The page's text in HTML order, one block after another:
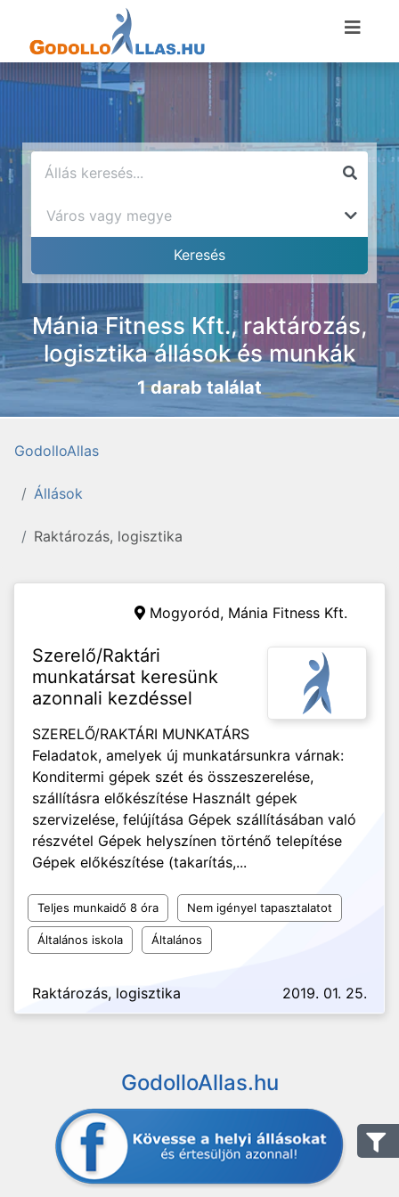
Mánia Fitness Kft., raktározás,
logisztika állások és munkák
1 darab találat
GodolloAllas
Állások
Raktározás, logisztika
Mogyoród, Mánia Fitness Kft.
Szerelő/Raktári
munkatársat keresünk
azonnali kezdéssel
SZERELŐ/RAKTÁRI MUNKATÁRS
Feladatok, amelyek új munkatársunkra várnak:
Konditermi gépek szét és összeszerelése,
szállításra előkészítése Használt gépek
szervizelése, felújítása Gépek szállításában való
részvétel Gépek helyszínen történő telepítése
Gépek előkészítése (takarítás,...
Teljes munkaidő 8 óra Nem igényel tapasztalatot
Általános iskola Általános
Raktározás, logisztika 2019. 01. 25.
GodolloAllas.hu